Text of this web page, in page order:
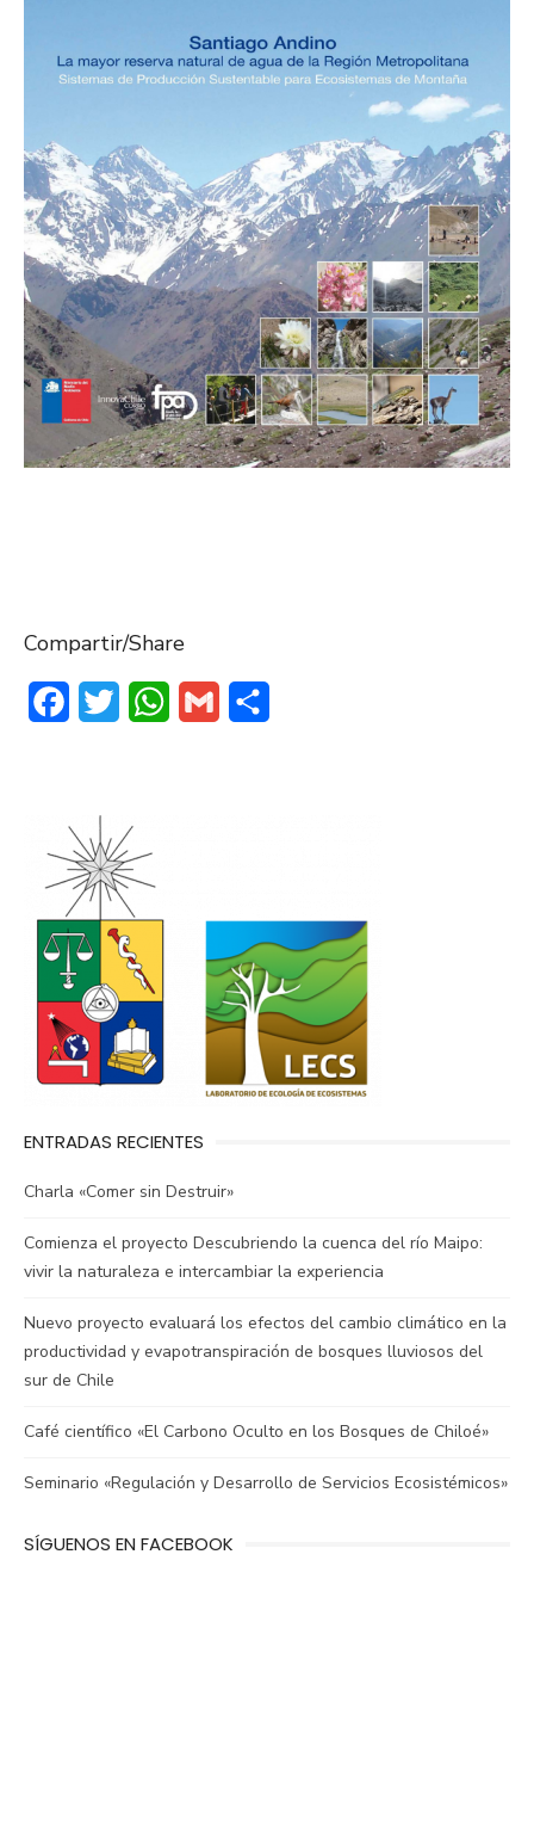
Compartir/Share
FacebookTwitter WhatsApp
Gmail
ENTRADAS RECIENTES
Charla «Comer sin Destruir»
Comienza el proyecto Descubriendo la cuenca del río Maipo:
vivir la naturaleza e intercambiar la experiencia
Nuevo proyecto evaluará los efectos del cambio climático en la
productividad y evapotranspiración de bosques lluviosos del
sur de Chile
Café científico «El Carbono Oculto en los Bosques de Chiloé»
Seminario «Regulación y Desarrollo de Servicios Ecosistémicos»
SÍGUENOS EN FACEBOOK